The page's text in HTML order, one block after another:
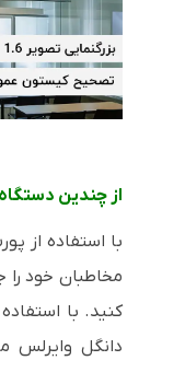
از چندین
با استفاده از
مخاطبان خود را
دانگل وایرلس